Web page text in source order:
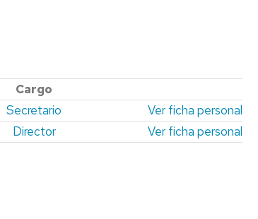
BIOTECNOLÓGICAS
Cargo
Secretario
Ver ficha personal
Director Ver ficha personal